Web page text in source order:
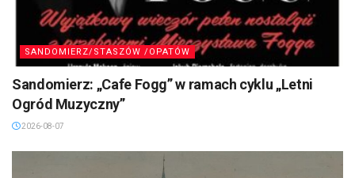
SANDOMIERZ/STASZÓW /OPATÓW
Sandomierz: „Cafe Fogg” w ramach cyklu „Letni
Ogród Muzyczny”
2026-08-07